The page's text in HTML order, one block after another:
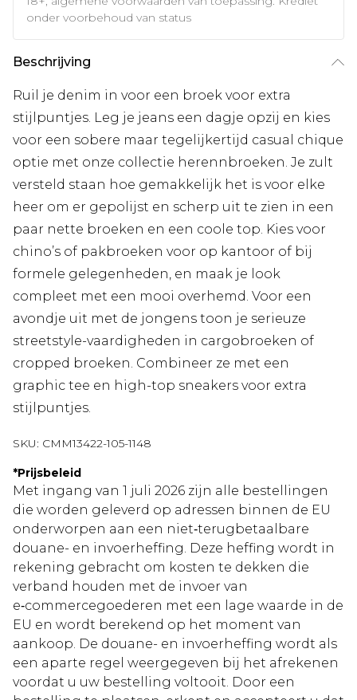
onder voorbehoud van status
Beschrijving
Ruil je denim in voor een broek voor extra
stijlpuntjes. Leg je jeans een dagje opzij en kies
voor een sobere maar tegelijkertijd casual chique
optie met onze collectie herennbroeken. Je zult
versteld staan hoe gemakkelijk het is voor elke
heer om er gepolijst en scherp uit te zien in een
paar nette broeken en een coole top. Kies voor
chino’s of pakbroeken voor op kantoor of bij
formele gelegenheden, en maak je look
compleet met een mooi overhemd. Voor een
avondje uit met de jongens toon je serieuze
streetstyle-vaardigheden in cargobroeken of
cropped broeken. Combineer ze met een
graphic tee en high-top sneakers voor extra
stijlpuntjes.
SKU: CMM13422-105-1148
*Prijsbeleid
Met ingang van 1 juli 2026 zijn alle bestellingen
die worden geleverd op adressen binnen de EU
onderworpen aan een niet‑terugbetaalbare
douane- en invoerheffing. Deze heffing wordt in
rekening gebracht om kosten te dekken die
verband houden met de invoer van
e‑commercegoederen met een lage waarde in de
EU en wordt berekend op het moment van
aankoop. De douane- en invoerheffing wordt als
een aparte regel weergegeven bij het afrekenen
voordat u uw bestelling voltooit. Door een